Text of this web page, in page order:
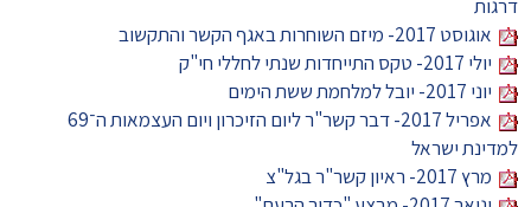
דרגות
אוגוסט 2017- מיזם השוחרות באגף הקשר והתקשוב
יולי 2017- טקס התייחדות שנתי לחללי חי"ק
יוני 2017- יובל למלחמת ששת הימים
אפריל 2017- דבר קשר"ר ליום הזיכרון ויום העצמאות ה־69
למדינת ישראל
מרץ 2017- ראיון קשר"ר בגל"צ